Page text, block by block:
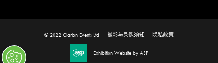
© 2022 Clarion Events Ltd 摄影与录像须知 隐私政策
Exhibition Website by ASP